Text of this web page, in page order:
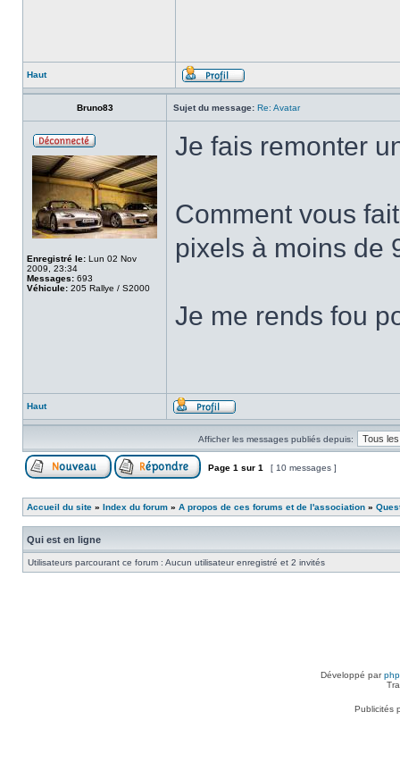
Haut
Bruno83 Sujet du message: Re: Avatar
Enregistré le: Lun 02 Nov
2009, 23:34
Messages: 693
Véhicule: 205 Rallye / S2000
Je fais remonter
Comment vous
pixels à moins de
Je me rends fou
Haut
Afficher les messages publiés depuis:
Page 1 sur 1 [ 10 messages ]
Accueil du site » Index du forum » A propos de ces forums et de l'association »
Qui est en ligne
Utilisateurs parcourant ce forum : Aucun utilisateur enregistré et 2 invités
Développé par
Publicités